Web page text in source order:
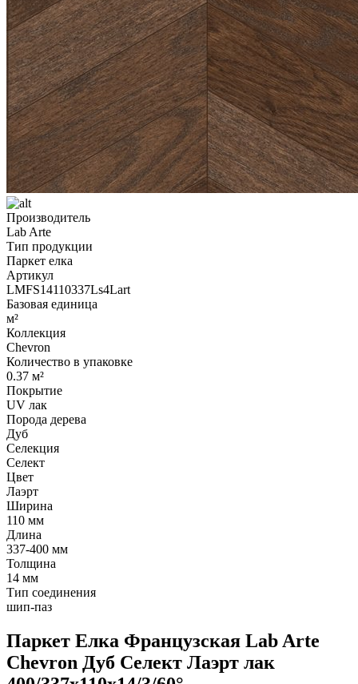
Производитель
Lab Arte
Тип продукции
Паркет елка
Артикул
LMFS14110337Ls4Lart
Базовая единица
м²
Коллекция
Chevron
Количество в упаковке
0.37 м²
Покрытие
UV лак
Порода дерева
Дуб
Селекция
Селект
Цвет
Лаэрт
Ширина
110 мм
Длина
337-400 мм
Толщина
14 мм
Тип соединения
шип-паз
Паркет Елка Французская Lab Arte
Chevron Дуб Селект Лаэрт лак